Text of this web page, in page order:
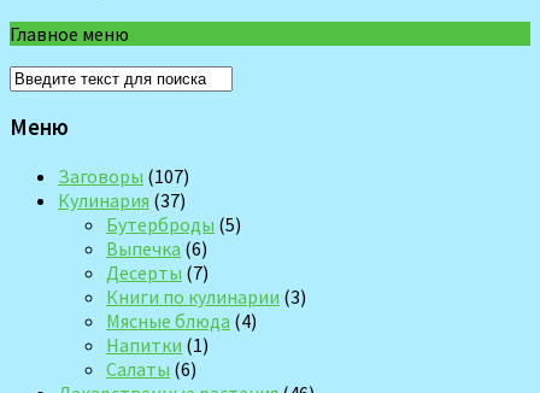
Главное меню
Меню
Заговоры (107)
Кулинария (37)
Бутерброды (5)
Выпечка (6)
Десерты (7)
Книги по кулинарии (3)
Мясные блюда (4)
Напитки (1)
Салаты (6)